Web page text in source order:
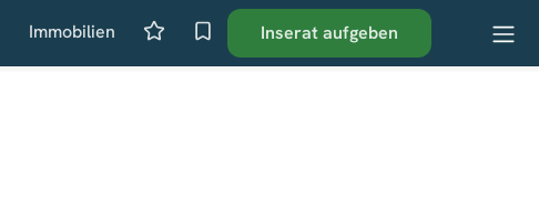
Immobilien Inserat aufgeben